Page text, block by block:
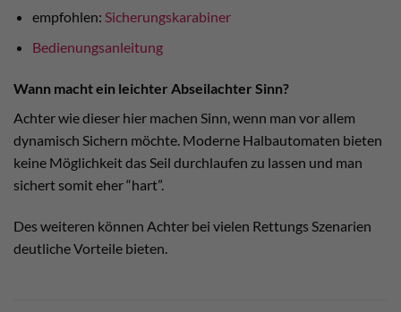
empfohlen: Sicherungskarabiner
Bedienungsanleitung
Wann macht ein leichter Abseilachter Sinn?
Achter wie dieser hier machen Sinn, wenn man vor allem
dynamisch Sichern möchte. Moderne Halbautomaten bieten
keine Möglichkeit das Seil durchlaufen zu lassen und man
sichert somit eher “hart”.
Des weiteren können Achter bei vielen Rettungs Szenarien
deutliche Vorteile bieten.